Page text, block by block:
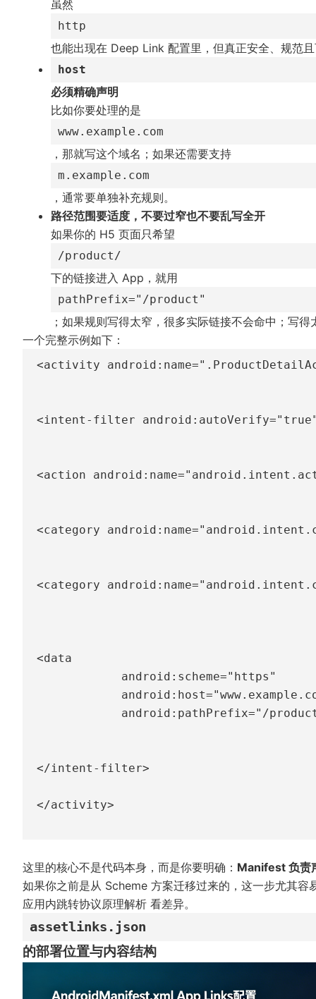
虽然
http
也能出现在 Deep Link 配置里，但真正安全、规范
host
必须精确声明
比如你要处理的是
www.example.com
，那就写这个域名；如果还需要支持
m.example.com
，通常要单独补充规则。
路径范围要适度，不要过窄也不要乱写全开
如果你的 H5 页面只希望
/product/
下的链接进入 App，就用
pathPrefix="/product"
；如果规则写得太窄，很多实际链接不会命中；写
一个完整示例如下：
<activity android: name="
<intent-filter android: autoVerify=" true
<action android: name="
<category android: name="
<category android: name="
<data
android: scheme=" https "
android: host="
android: pathPrefix=" /
</intent-filter>
</activity>
这里的核心不是代码本身，而是你要明确： Manifest 负责
如果你之前是从 Scheme 方案迁移过来的，这一步尤其容
应用内跳转协议原理解析 看差异。
assetlinks.json
的部署位置与内容结构